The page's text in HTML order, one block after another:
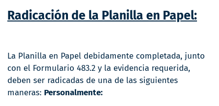
Radicación de la Planilla en Papel:
La Planilla en Papel debidamente completada, junto
con el Formulario 483.2 y la evidencia requerida,
deben ser radicadas de una de las siguientes
maneras: Personalmente: